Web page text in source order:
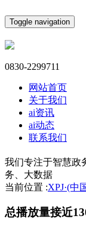
Toggle navigation
0830-2299711
网站首页
关于我们
ai资讯
ai动态
联系我们
我们专注于智慧政
务、大数据
当前位置 :XPJ·(中
总播放量接近